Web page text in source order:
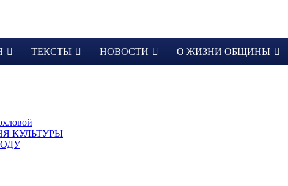
ТЕКСТЫ НОВОСТИ О ЖИЗНИ ОБЩИНЫ
КУЛЬТУРЫ